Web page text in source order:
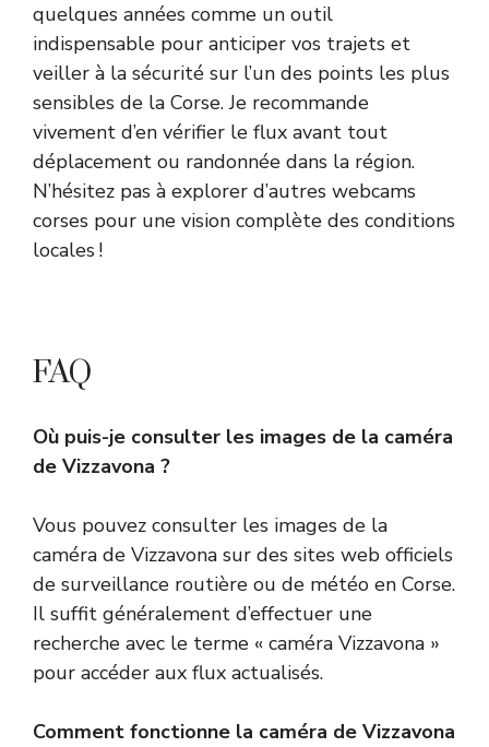
quelques années comme un outil
indispensable pour anticiper vos trajets et
veiller à la sécurité sur l’un des points les plus
sensibles de la Corse. Je recommande
vivement d’en vérifier le flux avant tout
déplacement ou randonnée dans la région.
N’hésitez pas à explorer d’autres webcams
corses pour une vision complète des conditions
locales !
FAQ
Où puis-je consulter les images de la caméra
de Vizzavona ?
Vous pouvez consulter les images de la
caméra de Vizzavona sur des sites web officiels
de surveillance routière ou de météo en Corse.
Il suffit généralement d’effectuer une
recherche avec le terme « caméra Vizzavona »
pour accéder aux flux actualisés.
Comment fonctionne la caméra de Vizzavona